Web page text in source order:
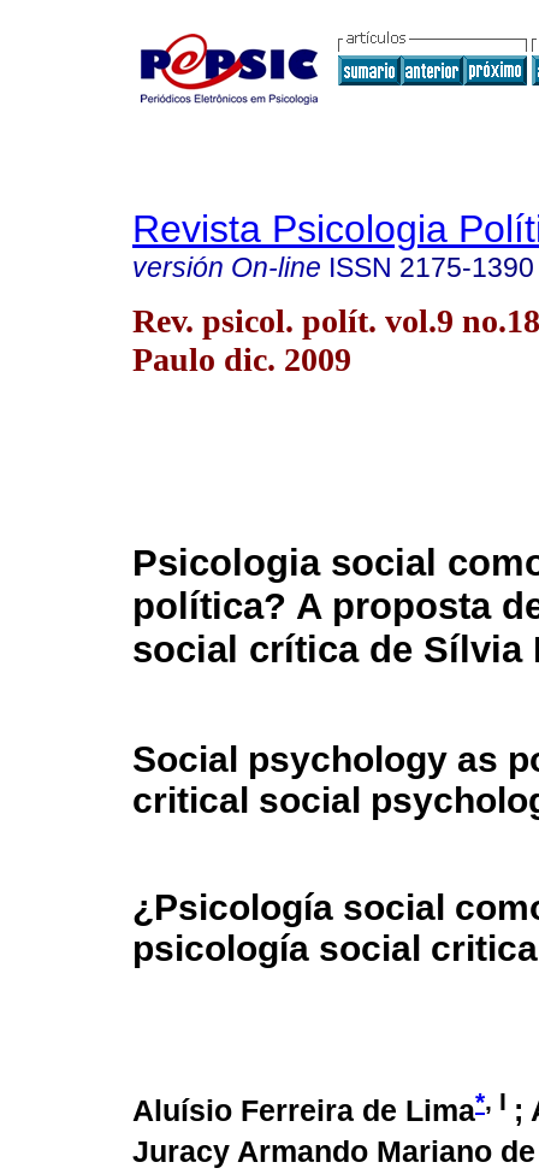
Revista Psicologia
versión On-line ISSN 2175-1390
Rev. psicol. polít. vol.9
Paulo dic. 2009
Psicologia social
política? A proposta
social crítica de Sílvia
Social psychology as
critical social
¿Psicología social
psicología social
Aluísio Ferreira de Lima*, I ;
Juracy Armando Mariano